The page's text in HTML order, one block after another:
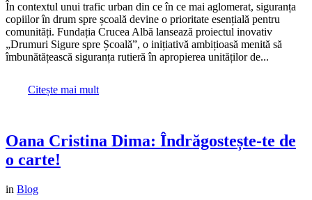
În contextul unui trafic urban din ce în ce mai aglomerat, siguranța
copiilor în drum spre școală devine o prioritate esențială pentru
comunități. Fundația Crucea Albă lansează proiectul inovativ
„Drumuri Sigure spre Școală”, o inițiativă ambițioasă menită să
îmbunătățească siguranța rutieră în apropierea unităților de...
Citește mai mult
Oana Cristina Dima: Îndrăgostește-te de
o carte!
in Blog